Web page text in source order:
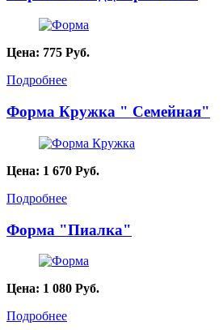
Цена: 775 Руб.
Подробнее
Форма Кружка " Семейная"
Цена: 1 670 Руб.
Подробнее
Форма "Пиалка"
Цена: 1 080 Руб.
Подробнее